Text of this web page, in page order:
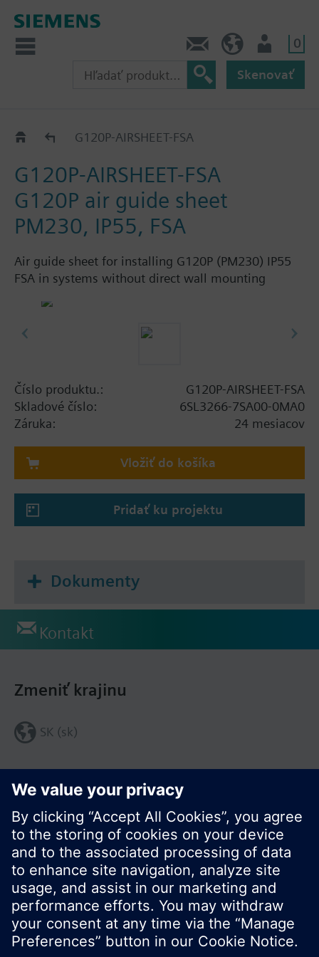
0
Skenovať
Accessories and spare parts for IP55
G120P-AIRSHEET-FSA
G120P-AIRSHEET-FSA
G120P air guide sheet
PM230, IP55, FSA
Air guide sheet for installing G120P (PM230) IP55
FSA in systems without direct wall mounting
Číslo produktu.:
G120P-AIRSHEET-FSA
Skladové číslo:
6SL3266-7SA00-0MA0
Záruka:
24 mesiacov
Vložiť do košíka
Pridať ku projektu
Dokumenty
Kontakt
Zdieľať túto stránku:
Zmeniť krajinu
SK (sk)